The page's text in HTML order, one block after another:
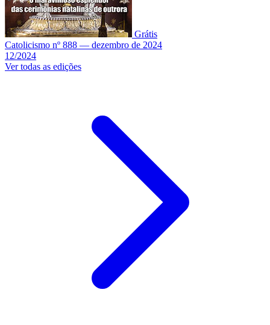
Grátis
Catolicismo nº 888 — dezembro de 2024
12/2024
Ver todas as edições